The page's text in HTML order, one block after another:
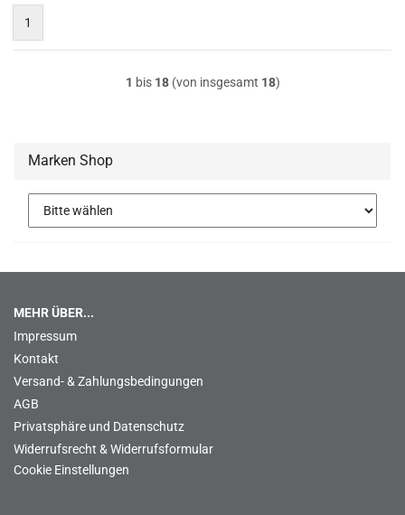
1
1 bis 18(von insgesamt 18)
Marken Shop
MEHR ÜBER...
Impressum
Kontakt
Versand- & Zahlungsbedingungen
AGB
Privatsphäre und Datenschutz
Widerrufsrecht & Widerrufsformular
Cookie Einstellungen